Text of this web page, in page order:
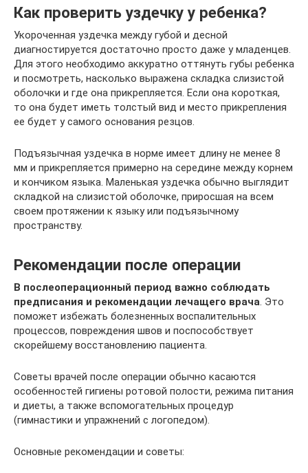
Как проверить уздечку у ребенка?
Укороченная уздечка между губой и десной
диагностируется достаточно просто даже у младенцев.
Для этого необходимо аккуратно оттянуть губы ребенка
и посмотреть, насколько выражена складка слизистой
оболочки и где она прикрепляется. Если она короткая,
то она будет иметь толстый вид и место прикрепления
ее будет у самого основания резцов.
Подъязычная уздечка в норме имеет длину не менее 8
мм и прикрепляется примерно на середине между корнем
и кончиком языка. Маленькая уздечка обычно выглядит
складкой на слизистой оболочке, приросшая на всем
своем протяжении к языку или подъязычному
пространству.
Рекомендации после операции
В послеоперационный период важно соблюдать
предписания и рекомендации лечащего врача. Это
поможет избежать болезненных воспалительных
процессов, повреждения швов и поспособствует
скорейшему восстановлению пациента.
Советы врачей после операции обычно касаются
особенностей гигиены ротовой полости, режима питания
и диеты, а также вспомогательных процедур
(гимнастики и упражнений с логопедом).
Основные рекомендации и советы: